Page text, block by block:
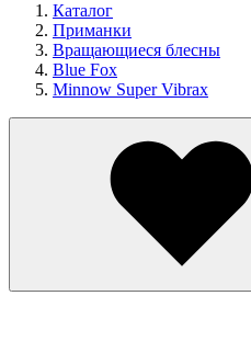
Каталог
Приманки
Вращающиеся блесны
Blue Fox
Minnow Super Vibrax